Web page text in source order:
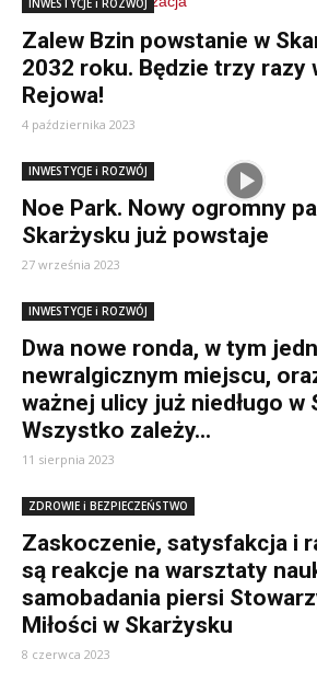
INWESTYCJE i ROZWÓJ
Zalew Bzin powstanie w
2032 roku. Będzie trzy razy
Rejowa!
4 października 2023
INWESTYCJE i ROZWÓJ
Noe Park. Nowy ogromny
Skarżysku już powstaje
27 września 2023
INWESTYCJE i ROZWÓJ
Dwa nowe ronda, w tym
newralgicznym miejscu,
ważnej ulicy już niedługo w
Wszystko zależy...
11 sierpnia 2023
ZDROWIE i BEZPIECZEŃSTWO
Zaskoczenie, satysfakcja i
są reakcje na warsztaty
samobadania piersi
Miłości w Skarżysku
8 czerwca 2023